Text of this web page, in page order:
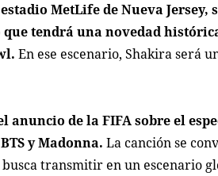
MetLife de Nueva
tendrá una novedad
En ese escenario, Shakira será
anuncio de la FIFA sobre el
y Madonna. La canción se
transmitir en un escenario